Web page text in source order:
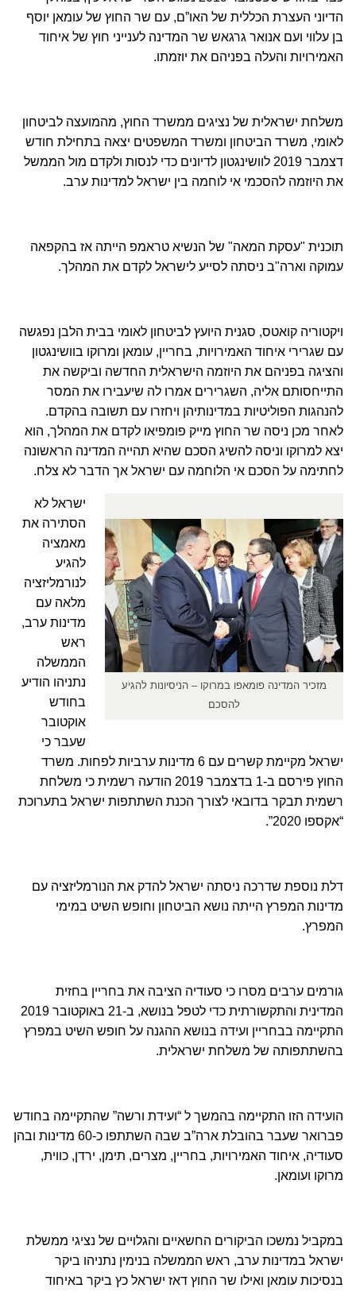
הדיוני העצרת הכללית של האו”ם, עם שר החוץ של עומאן יוסף
בן עלווי ועם אנואר גרגאש שר המדינה לענייני חוץ של איחוד
האמירויות והעלה בפניהם את יוזמתו.
משלחת ישראלית של נציגים ממשרד החוץ, מהמועצה לביטחון
לאומי, משרד הביטחון ומשרד המשפטים יצאה בתחילת חודש
דצמבר 2019 לוושינגטון לדיונים כדי לנסות ולקדם מול הממשל
את היוזמה להסכמי אי לוחמה בין ישראל למדינות ערב.
תוכנית "עסקת המאה" של הנשיא טראמפ הייתה אז בהקפאה
עמוקה וארה"ב ניסתה לסייע לישראל לקדם את המהלך.
ויקטוריה קואטס, סגנית היועץ לביטחון לאומי בבית הלבן נפגשה
עם שגרירי איחוד האמירויות, בחריין, עומאן ומרוקו בוושינגטון
והציגה בפניהם את היוזמה הישראלית החדשה וביקשה את
התייחסותם אליה, השגרירים אמרו לה שיעבירו את המסר
להנהגות הפוליטיות במדינותיהן ויחזרו עם תשובה בהקדם.
לאחר מכן ניסה שר החוץ מייק פומפיאו לקדם את המהלך, הוא
יצא למרוקו וניסה להשיג הסכם שהיא תהייה המדינה הראשונה
לחתימה על הסכם אי הלוחמה עם ישראל אך הדבר לא צלח.
מזכיר המדינה פומאפו במרוקו – הניסיונות להגיע
להסכם
ישראל לא
הסתירה את
מאמציה
להגיע
לנורמליזציה
מלאה עם
מדינות ערב,
ראש
הממשלה
נתניהו הודיע
בחודש
אוקטובר
שעבר כי
ישראל מקיימת קשרים עם 6 מדינות ערביות לפחות. משרד
החוץ פירסם ב-1 בדצמבר 2019 הודעה רשמית כי משלחת
רשמית תבקר בדובאי לצורך הכנת השתתפות ישראל בתערוכת
“אקספו 2020”.
דלת נוספת שדרכה ניסתה ישראל להדק את הנורמליזציה עם
מדינות המפרץ הייתה נושא הביטחון וחופש השיט במימי
המפרץ.
גורמים ערבים מסרו כי סעודיה הציבה את בחריין בחזית
המדינית והתקשורתית כדי לטפל בנושא, ב-21 באוקטובר 2019
התקיימה בבחריין ועידה בנושא ההגנה על חופש השיט במפרץ
בהשתתפותה של משלחת ישראלית.
הועידה הזו התקיימה בהמשך ל “ועידת ורשה” שהתקיימה בחודש
פברואר שעבר בהובלת ארה”ב שבה השתתפו כ-60 מדינות ובהן
סעודיה, איחוד האמירויות, בחריין, מצרים, תימן, ירדן, כווית,
מרוקו ועומאן.
במקביל נמשכו הביקורים החשאיים והגלויים של נציגי ממשלת
ישראל במדינות ערב, ראש הממשלה בנימין נתניהו ביקר
בנסיכות עומאן ואילו שר החוץ דאז ישראל כץ ביקר באיחוד